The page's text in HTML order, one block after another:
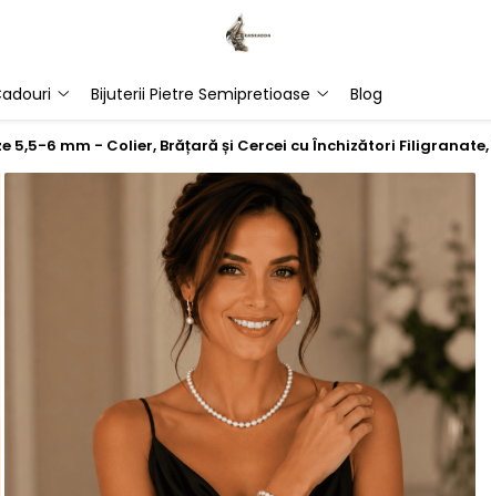
Bijuterii Pietre Semipretioase Blog
5,5-6 mm - Colier, Brățară și Cercei cu Închizători Filigranate,